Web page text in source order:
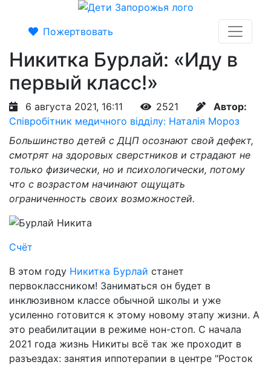
Пожертвовать
Никитка Бурлай: «Иду в
первый класс!»
6 августа 2021, 16:11 2521
Автор:
Співробітник медичного відділу: Наталія Мороз
Большинство детей с ДЦП осознают свой дефект,
смотрят на здоровых сверстников и страдают не
только физически, но и психологически, потому
что с возрастом начинают ощущать
ограниченность своих возможностей.
Счёт
В этом году Никитка Бурлай станет
первоклассником! Заниматься он будет в
инклюзивном классе обычной школы и уже
усиленно готовится к этому новому этапу жизни. А
это реабилитации в режиме нон-стоп. С начала
2021 года жизнь Никиты всё так же проходит в
разъездах: занятия иппотерапии в центре "Росток